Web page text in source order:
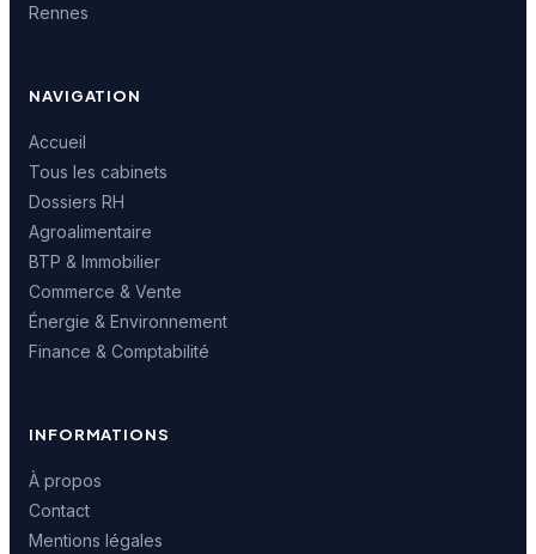
Rennes
NAVIGATION
Accueil
Tous les cabinets
Dossiers RH
Agroalimentaire
BTP & Immobilier
Commerce & Vente
Énergie & Environnement
Finance & Comptabilité
INFORMATIONS
À propos
Contact
Mentions légales